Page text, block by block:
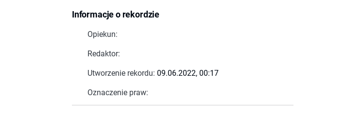
Informacje o rekordzie
Opiekun:
Redaktor:
Utworzenie rekordu: 09.06.2022, 00:17
Oznaczenie praw: